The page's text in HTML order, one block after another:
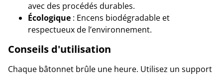
avec des procédés durables.
Écologique : Encens biodégradable et
respectueux de l’environnement.
Conseils d'utilisation
Chaque bâtonnet brûle une heure. Utilisez un support